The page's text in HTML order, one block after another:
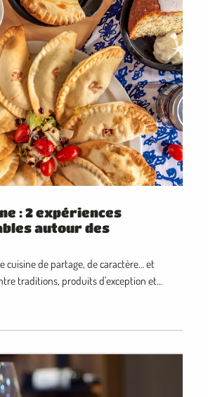
: 2 expériences
autour des
cuisine de partage, de caractère… et
traditions, produits d’exception et
génération en g